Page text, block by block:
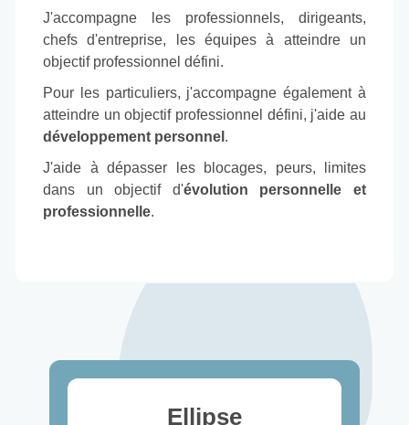
J'accompagne les professionnels, dirigeants,
chefs d'entreprise, les équipes à atteindre un
objectif professionnel défini.
Pour les particuliers, j'accompagne également à
atteindre un objectif professionnel défini, j'aide au
développement personnel .
J'aide à dépasser les blocages, peurs, limites
dans un objectif d'évolution personnelle et
professionnelle.
Ellipse